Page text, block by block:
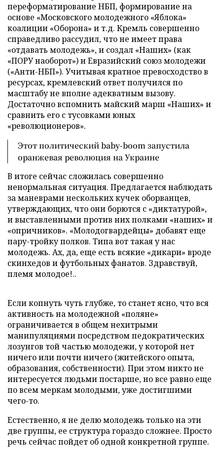
переформатирование НБП, формирование на
основе «Московского молодежного «Яблока»
коалиции «Оборона» и т.д. Кремль совершенно
справедливо рассудил, что не имеет права
«отдавать молодежь», и создал «Наших» (как
«ПОРУ наоборот») и Евразийский союз молодежи
(«Анти-НБП»). Учитывая кратное превосходство в
ресурсах, кремлевский ответ получился по
масштабу не вполне адекватным вызову.
Достаточно вспомнить майский марш «Наших» и
сравнить его с тусовками юных
«революционеров».
Этот политический baby-boom запустила
оранжевая революция на Украине
В итоге сейчас сложилась совершенно
ненормальная ситуация. Предлагается наблюдать
за маневрами нескольких кучек оборванцев,
утверждающих, что они борются с «диктатурой»,
и выставленными против них полками «наших» и
«опричников». «Молодогвардейцы» добавят еще
пару-тройку полков. Типа вот такая у нас
молодежь. Ах, да, еще есть всякие «дикари» вроде
скинхедов и футбольных фанатов. Здравствуй,
племя молодое!..
Если копнуть чуть глубже, то станет ясно, что вся
активность на молодежной «поляне»
ограничивается в общем нехитрыми
манипуляциями посредством педократических
лозунгов той частью молодежи, у которой нет
ничего или почти ничего (житейского опыта,
образования, собственности). При этом никто не
интересуется людьми постарше, но все равно еще
по всем меркам молодыми, уже достигшими
чего-то.
Естественно, я не делю молодежь только на эти
две группы, ее структура гораздо сложнее. Просто
речь сейчас пойдет об одной конкретной группе.